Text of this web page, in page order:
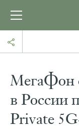
МегаФон
в России
Private